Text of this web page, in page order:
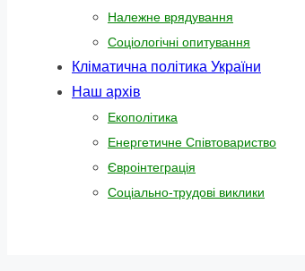
Належне врядування
Соціологічні опитування
Кліматична політика України
Наш архів
Екополітика
Енергетичне Співтовариство
Євроінтеграція
Соціально-трудові виклики